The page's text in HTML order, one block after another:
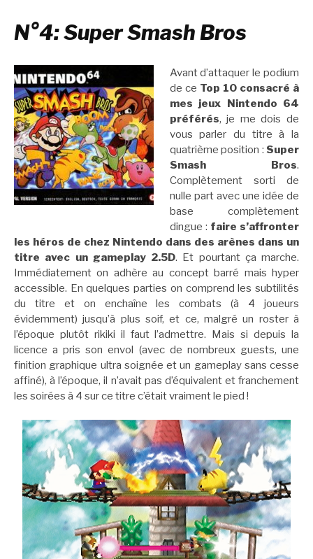
N°4: Super Smash Bros
Avant d’attaquer le podium
de ce Top 10 consacré à
mes jeux Nintendo 64
préférés, je me dois de
vous parler du titre à la
quatrième position : Super
Smash Bros.
Complètement sorti de
nulle part avec une idée de
base complètement
dingue : faire s’affronter
les héros de chez Nintendo dans des arènes dans un
titre avec un gameplay 2.5D. Et pourtant ça marche.
Immédiatement on adhère au concept barré mais hyper
accessible. En quelques parties on comprend les subtilités
du titre et on enchaîne les combats (à 4 joueurs
évidemment) jusqu’à plus soif, et ce, malgré un roster à
l’époque plutôt rikiki il faut l’admettre. Mais si depuis la
licence a pris son envol (avec de nombreux guests, une
finition graphique ultra soignée et un gameplay sans cesse
affiné), à l’époque, il n’avait pas d’équivalent et franchement
les soirées à 4 sur ce titre c’était vraiment le pied !